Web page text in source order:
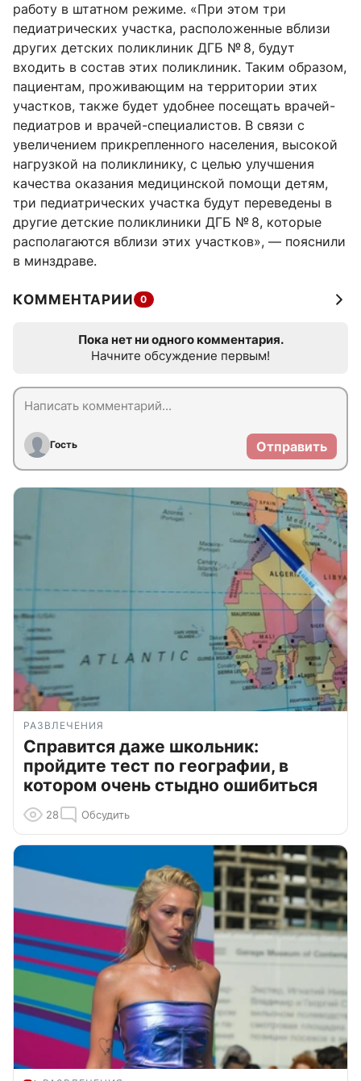
работу в штатном режиме. «При этом три
педиатрических участка, расположенные вблизи
других детских поликлиник ДГБ № 8, будут
входить в состав этих поликлиник. Таким образом,
пациентам, проживающим на территории этих
участков, также будет удобнее посещать врачей-
педиатров и врачей-специалистов. В связи с
увеличением прикрепленного населения, высокой
нагрузкой на поликлинику, с целью улучшения
качества оказания медицинской помощи детям,
три педиатрических участка будут переведены в
другие детские поликлиники ДГБ № 8, которые
располагаются вблизи этих участков», — пояснили
в минздраве.
КОММЕНТАРИИ 0
Пока нет ни одного комментария.
Начните обсуждение первым!
Гость Отправить
РАЗВЛЕЧЕНИЯ
Справится даже школьник:
пройдите тест по географии, в
котором очень стыдно ошибиться
28 Обсудить